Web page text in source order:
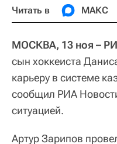
Читать в МАКС
МОСКВА, 13 ноя –
сын хоккеиста
карьеру в системе
сообщил РИА
ситуацией.
Артур Зарипов